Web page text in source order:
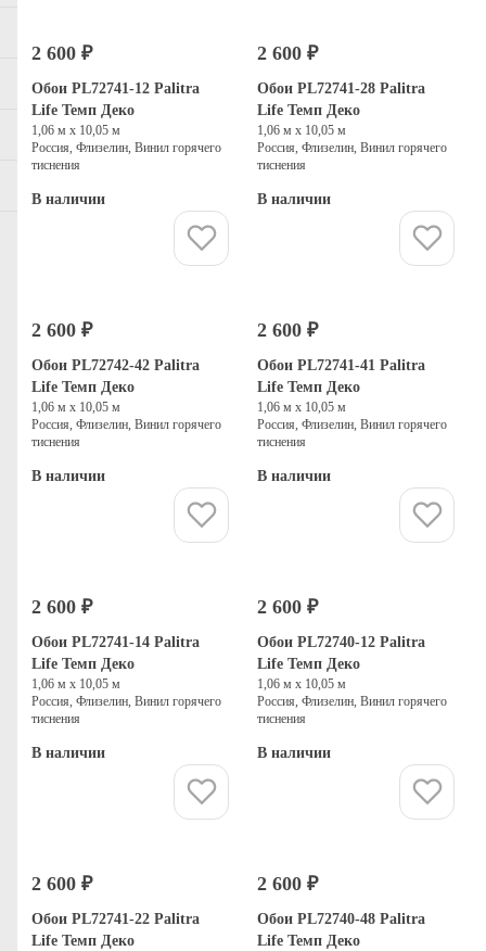
2 600 ₽
Обои PL72741-12 Palitra
Life Темп Деко
1,06 м х 10,05 м
Россия, Флизелин, Винил горячего
тиснения
В наличии
2 600 ₽
Обои PL72741-28 Palitra
Life Темп Деко
1,06 м х 10,05 м
Россия, Флизелин, Винил горячего
тиснения
В наличии
2 600 ₽
Обои PL72742-42 Palitra
Life Темп Деко
1,06 м х 10,05 м
Россия, Флизелин, Винил горячего
тиснения
В наличии
2 600 ₽
Обои PL72741-41 Palitra
Life Темп Деко
1,06 м х 10,05 м
Россия, Флизелин, Винил горячего
тиснения
В наличии
2 600 ₽
Обои PL72741-14 Palitra
Life Темп Деко
1,06 м х 10,05 м
Россия, Флизелин, Винил горячего
тиснения
В наличии
2 600 ₽
Обои PL72740-12 Palitra
Life Темп Деко
1,06 м х 10,05 м
Россия, Флизелин, Винил горячего
тиснения
В наличии
2 600 ₽
Обои PL72741-22 Palitra
Life Темп Деко
2 600 ₽
Обои PL72740-48 Palitra
Life Темп Деко